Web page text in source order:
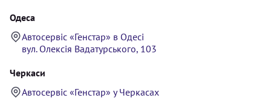
Одеса
Автосервіс «Генстар» в Одесі
вул. Олексія Вадатурського, 103
Черкаси
Автосервіс «Генстар» у Черкасах